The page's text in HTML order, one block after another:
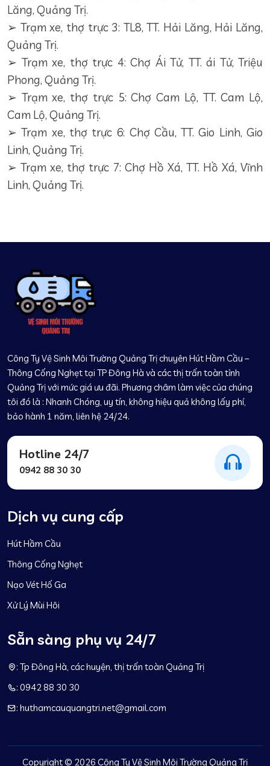
Lăng, Quảng Trị.
➢ Trạm xe, thợ trực 3: TL8, TT. Hải Lăng, Hải Lăng,
Quảng Trị.
➢ Trạm xe, thợ trực 4: Chợ Ái Tử, TT. ái Tử, Triệu
Phong, Quảng Trị.
➢ Trạm xe, thợ trực 5: Chợ Cam Lộ, TT. Cam Lộ,
Cam Lộ, Quảng Trị.
➢ Trạm xe, thợ trực 6: Chợ Cầu, TT. Gio Linh, Gio
Linh, Quảng Trị.
➢ Trạm xe, thợ trực 7: Chợ Hồ Xá, TT. Hồ Xá, Vĩnh
Linh, Quảng Trị.
Công Ty Vệ Sinh Môi Trường Quảng Trị chuyên Hút Hầm Cầu –
Thông Cống Nghẹt tại TP Đông Hà và các thị trấn toàn tỉnh
Quảng Trị với mức giá ưu đãi. Phương châm làm việc của chúng
tôi đó là : Nhanh Chóng, uy tín, không hiệu quả không lấy phí,
bảo hành 1 năm, liên hệ 24/24.
Hotline 24/7
0942 88 30 30
Dịch vụ cung cấp
Hút Hầm Cầu
Thông Cống Nghẹt
Nạo Vét Hố Ga
Xử Lý Mùi Hôi
Sẵn sàng phụ vụ 24/7
: Tp Đông Hà, các huyện, thị trấn toàn Quảng Trị
: 0942 88 30 30
: huthamcauquangtri.net@gmail.com
Copyright © 2026 Công Ty Vệ Sinh Môi Trường Quảng Trị